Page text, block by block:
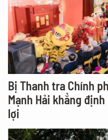
Bị Thanh tra Chính
Mạnh Hải khẳng
lợi